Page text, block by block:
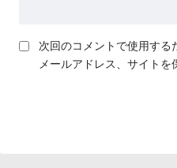
次回のコメントで使用する
メールアドレス、サイトを